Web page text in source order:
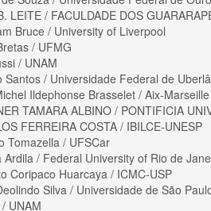
LEITE / FACULDADE DOS
Bruce / University of Liverpool
/ UFMG
/ UNAM
Santos / Universidade Federal de
Ildephonse Brasselet / Aix-
TAMARA ALBINO / PONTIFICIA
FERREIRA COSTA / IBILCE-UNESP
Tomazella / UFSCar
Ardila / Federal University of Rio de
Coripaco Huarcaya / ICMC-USP
Silva / Universidade de São
UNAM